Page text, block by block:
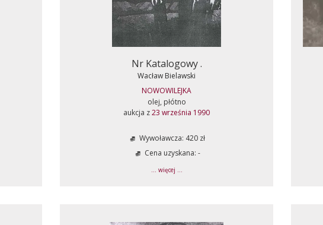
Nr Katalogowy .
Wacław Bielawski
NOWOWILEJKA
olej, płótno
aukcja z23 września 1990
Wywoławcza: 420 zł
Cena uzyskana: -
... więcej ...